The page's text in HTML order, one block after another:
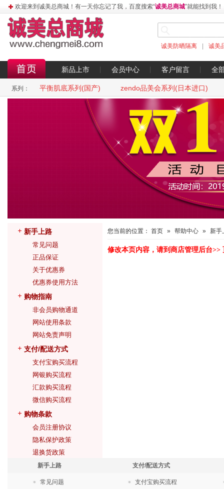
欢迎来到诚美总商城！有一天你忘记了我，百度搜索“诚美总商城”就能找到我！
诚美防晒隔离 诚美
新品上市 会员中心 客户留言 全
系列： 平衡肌底系列(国产) zendo品美会系列(日本进口)
您当前的位置： 首页 » 帮助中心 » 新手
修改本页内容，请到 商店管理后台>>
新手上路
常见问题
正品保证
关于优惠券
优惠券使用方法
购物指南
非会员购物通道
网站使用条款
网站免责声明
支付/配送方式
支付宝购买流程
网银购买流程
汇款购买流程
微信购买流程
购物条款
会员注册协议
隐私保护政策
退换货政策
新手上路
常见问题
支付/配送方式
支付宝购买流程